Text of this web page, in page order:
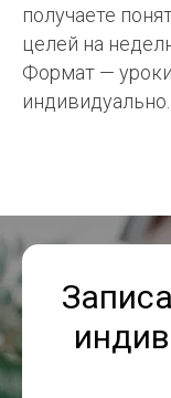
получаете
целей на
Формат —
индивидуально.